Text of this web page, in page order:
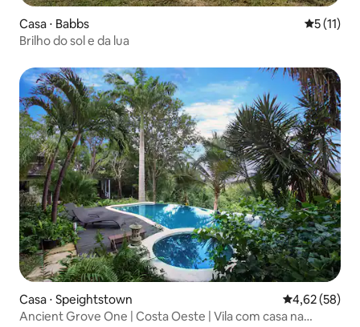
Casa ⋅ Babbs 5 de uma
5 (11)
Brilho do sol e da lua
Casa ⋅ Speightstown 4,62 de uma
4,62 (58)
Ancient Grove One | Costa Oeste | Vila com casa na